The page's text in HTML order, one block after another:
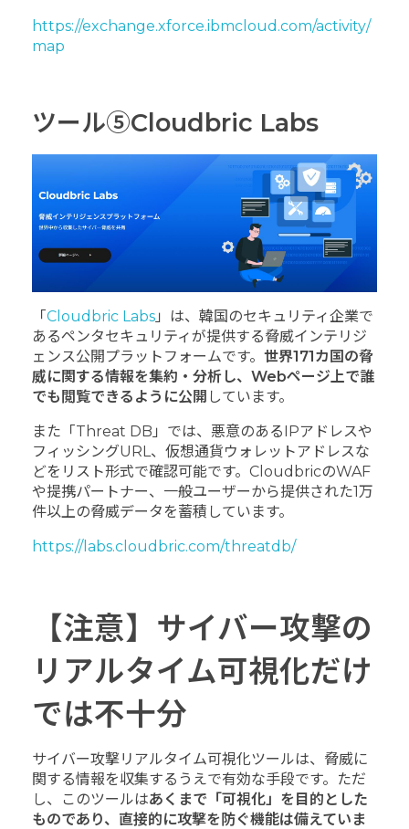
https://exchange.xforce.ibmcloud.com/activity/
map
ツール⑤Cloudbric Labs
「Cloudbric Labs 」は、韓国のセキュリティ企業で
あるペンタセキュリティが提供する脅威インテリジ
ェンス公開プラットフォームです。 世界171カ国の脅
威に関する情報を集約・分析し、Webページ上で誰
でも閲覧できるように公開 しています。
また「Threat DB」では、悪意のあるIPアドレスや
フィッシングURL、仮想通貨ウォレットアドレスな
どをリスト形式で確認可能です。CloudbricのWAF
や提携パートナー、一般ユーザーから提供された1万
件以上の脅威データを蓄積しています。
https://labs.cloudbric.com/threatdb/
【注意】サイバー攻撃の
リアルタイム可視化だけ
では不十分
サイバー攻撃リアルタイム可視化ツールは、脅威に
関する情報を収集するうえで有効な手段です。ただ
し、このツールはあくまで「可視化」を目的とした
ものであり、直接的に攻撃を防ぐ機能は備えていま